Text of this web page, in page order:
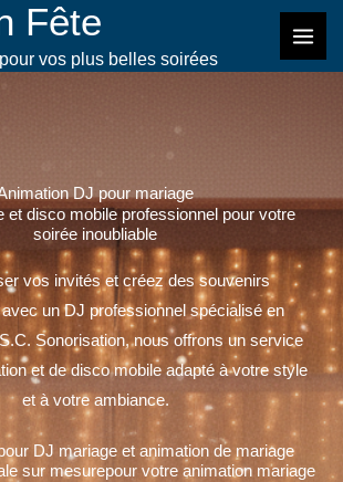
Fête
vos plus belles soirées
DJ pour mariage
et disco mobile professionnel pour votre
soirée inoubliable
vos invités et créez des souvenirs
un DJ professionnel spécialisé en
Sonorisation, nous offrons un service
et de disco mobile adapté à votre style
et à votre ambiance.
DJ mariage et animation de mariage
sur mesurepour votre animation mariage